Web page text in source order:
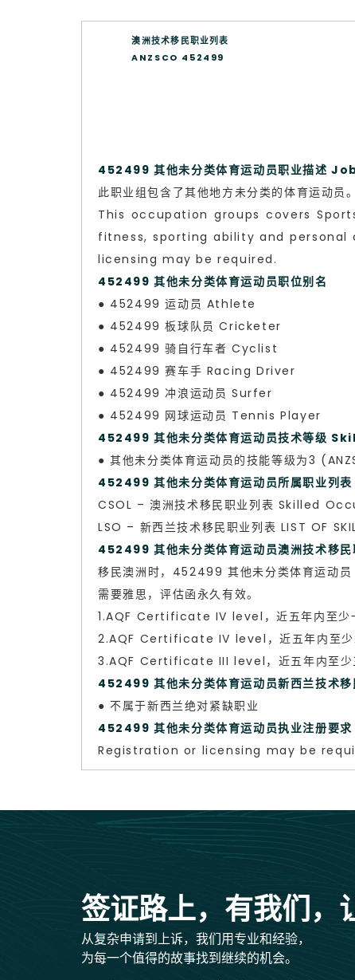
澳洲技术移民职业列表
ANZSCO 452499
452499 其他未分类体育运动员职业描述
此职业组包含了其他地方未分类的体育运动员
This occupation groups covers
fitness, sporting ability and
licensing may be required.
452499 其他未分类体育运动员职位别名
● 452499 运动员 Athlete
● 452499 板球队员 Cricketer
● 452499 骑自行车者 Cyclist
● 452499 赛车手 Racing Driver
● 452499 冲浪运动员 Surfer
● 452499 网球运动员 Tennis Player
452499 其他未分类体育运动员技术等级
● 其他未分类体育运动员的技能等级为3
452499 其他未分类体育运动员所属职业列表
CSOL – 澳洲技术移民职业列表 Skilled
LSO – 新西兰技术移民职业列表 LIST OF
452499 其他未分类体育运动员澳洲技
移民澳洲时，452499 其他未分类体育运动
需要雅思，评估函永久有效。
1.AQF Certificate IV level，近五年内至少一
2.AQF Certificate IV level，近五年内至少
3.AQF Certificate III level，近五年内至少
452499 其他未分类体育运动员新西兰技术移
● 不属于新西兰绝对紧缺职业
452499 其他未分类体育运动员执业注册要求
Registration or licensing may be
签证路上，有我们，
从复杂申请到上诉，我们用专业和经验，
为每一个值得的故事找到继续的机会。